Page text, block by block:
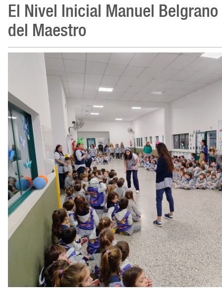
El Nivel Inicial Manuel
del Maestro